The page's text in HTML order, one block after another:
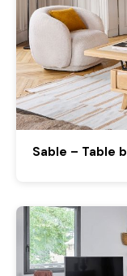
Sable – Table